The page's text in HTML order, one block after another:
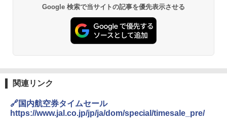
コンパクト 保冷力長持ち
￥2,980
DEWEL パラソル 大型 ビーチ アウトドアパ
￥6,999
Google 検索で当サイトの記事を優先表示させる
関連リンク
🔗国内航空券タイムセール
https://www.jal.co.jp/jp/ja/dom/special/timesale_pre/